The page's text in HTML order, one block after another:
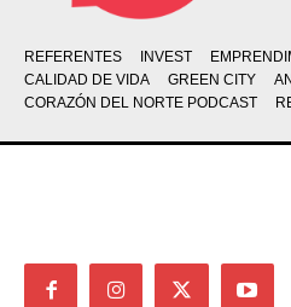
REFERENTES INVEST
CALIDAD DE VIDA
GREEN CITY
CORAZÓN DEL NORTE PODCAST